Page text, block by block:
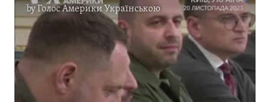
byГолос Америки Українською